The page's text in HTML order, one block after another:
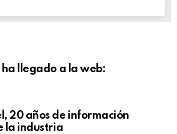
ha llegado a la web:
20 años de información
la industria